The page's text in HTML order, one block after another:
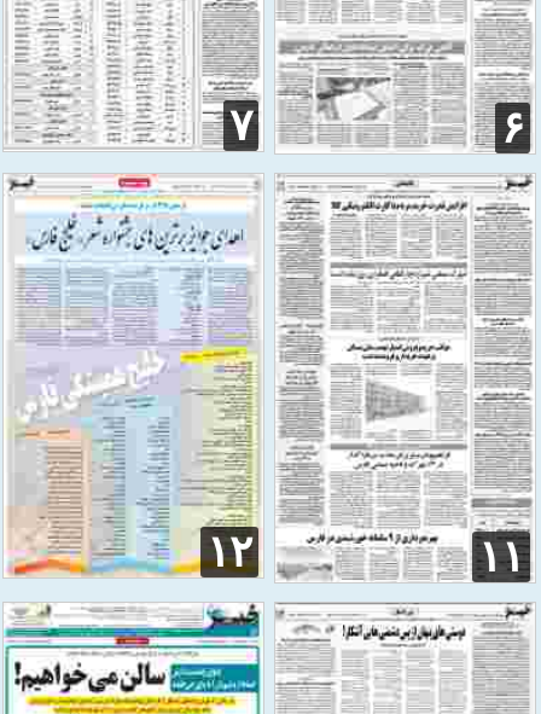
۶ ۷
۱۱ ۱۲